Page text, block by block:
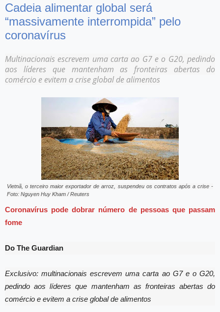
Cadeia alimentar global será
“massivamente interrompida” pelo
coronavírus
Multinacionais escrevem uma carta ao G7 e o G20, pedindo
aos líderes que mantenham as fronteiras abertas do
comércio e evitem a crise global de alimentos
Vietnã, o terceiro maior exportador de arroz, suspendeu os contratos após a crise -
Foto: Nguyen Huy Kham / Reuters
Coronavírus pode dobrar número de pessoas que passam
fome
Do The Guardian
Exclusivo: multinacionais escrevem uma carta ao G7 e o G20,
pedindo aos líderes que mantenham as fronteiras abertas do
comércio e evitem a crise global de alimentos